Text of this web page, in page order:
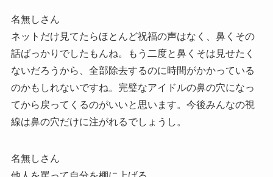
名無しさん
ネットだけ見てたらほとんど祝福の声はなく、鼻くその
話ばっかりでしたもんね。もう二度と鼻くそは見せたく
ないだろうから、全部除去するのに時間がかかっている
のかもしれないですね。完璧なアイドルの鼻の穴になっ
てから戻ってくるのがいいと思います。今後みんなの視
線は鼻の穴だけに注がれるでしょうし。
名無しさん